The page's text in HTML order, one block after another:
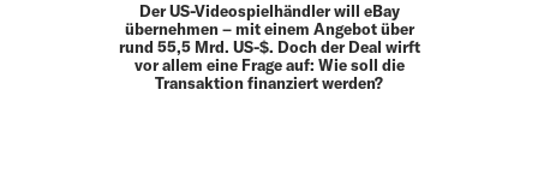
Der US-Videospielhändler will eBay
übernehmen – mit einem Angebot über
rund 55,5 Mrd. US-$. Doch der Deal wirft
vor allem eine Frage auf: Wie soll die
Transaktion finanziert werden?